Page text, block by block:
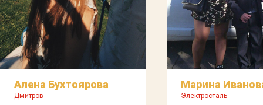
Алена Бухтоярова
Дмитров
Марина
Электросталь